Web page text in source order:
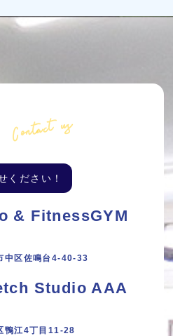
Contact us
ください！
& FitnessGYM
中区佐鳴台4-40-33
Studio AAA
江4丁目11‐28